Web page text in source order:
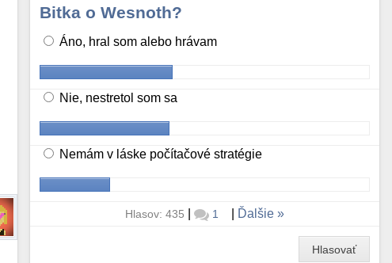
Bitka o Wesnoth?
Áno, hral som alebo hrávam
Nie, nestretol som sa
Nemám v láske počítačové stratégie
Hlasov: 435 | 1 Ďalšie
Hlasovať